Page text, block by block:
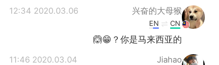
兴奋的大母猴
2020.03.06 12:34
CN
EN
你是马来西亚的？😁🙆
Jiahao
2020.03.04 11:46